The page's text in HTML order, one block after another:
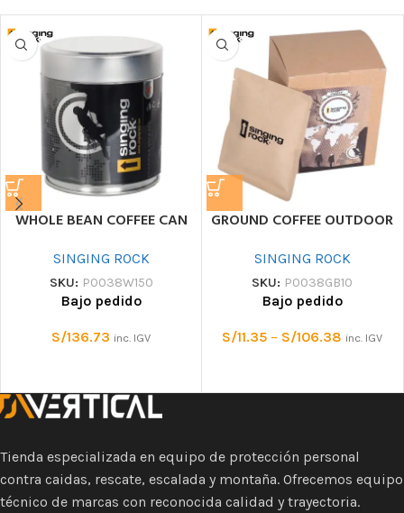
WHOLE BEAN COFFEE CAN
SINGING ROCK
SKU: P0038W150
Bajo pedido
S/136.73 inc. IGV
GROUND COFFEE OUTDOOR
SINGING ROCK
SKU: P0038GB10
Bajo pedido
S/11.35 – S/106.38 inc. IGV
Tienda especializada en equipo de protección personal
contra caidas, rescate, escalada y montaña. Ofrecemos equipo
técnico de marcas con reconocida calidad y trayectoria.